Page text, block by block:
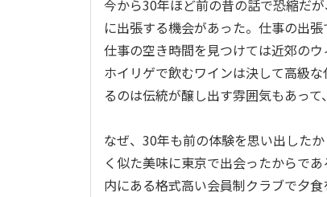
今から30年ほど前の昔の話で恐縮だ
に出張する機会があった。仕事の出
仕事の空き時間を見つけては近郊の
ホイリゲで飲むワインは決して高級
るのは伝統が醸し出す雰囲気もあっ
なぜ、30年も前の体験を思い出した
く似た美味に東京で出会ったからで
内にある格式高い会員制クラブで夕